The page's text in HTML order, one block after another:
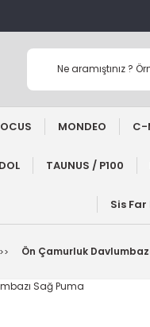
MONDEO C-
TAUNUS / P100
Sis
Ön Çamurluk